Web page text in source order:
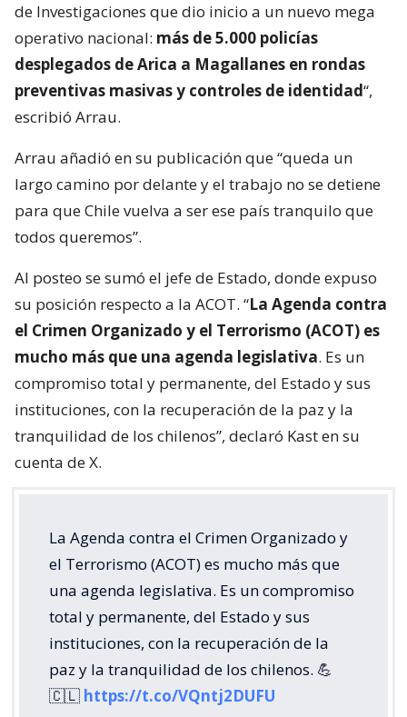
de Investigaciones que dio inicio a un nuevo mega
operativo nacional: más de 5.000 policías
desplegados de Arica a Magallanes en rondas
preventivas masivas y controles de identidad“,
escribió Arrau.
Arrau añadió en su publicación que “queda un
largo camino por delante y el trabajo no se detiene
para que Chile vuelva a ser ese país tranquilo que
todos queremos”.
Al posteo se sumó el jefe de Estado, donde expuso
su posición respecto a la ACOT. “La Agenda contra
el Crimen Organizado y el Terrorismo (ACOT) es
mucho más que una agenda legislativa. Es un
compromiso total y permanente, del Estado y sus
instituciones, con la recuperación de la paz y la
tranquilidad de los chilenos”, declaró Kast en su
cuenta de X.
La Agenda contra el Crimen Organizado y
el Terrorismo (ACOT) es mucho más que
una agenda legislativa. Es un compromiso
total y permanente, del Estado y sus
instituciones, con la recuperación de la
paz y la tranquilidad de los chilenos. 💪
🇨🇱 https://t.co/VQntj2DUFU